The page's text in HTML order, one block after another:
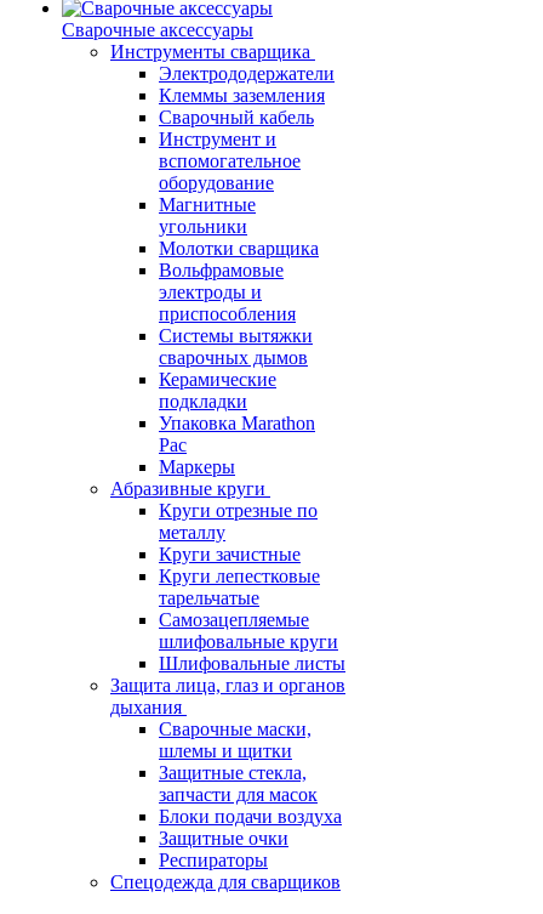
Сварочные аксессуары
Инструменты сварщика
Электрододержатели
Клеммы заземления
Сварочный кабель
Инструмент и
вспомогательное
оборудование
Магнитные
угольники
Молотки сварщика
Вольфрамовые
электроды и
приспособления
Системы вытяжки
сварочных дымов
Керамические
подкладки
Упаковка Marathon
Pac
Маркеры
Абразивные круги
Круги отрезные по
металлу
Круги зачистные
Круги лепестковые
тарельчатые
Самозацепляемые
шлифовальные круги
Шлифовальные листы
Защита лица, глаз и органов
дыхания
Сварочные маски,
шлемы и щитки
Защитные стекла,
запчасти для масок
Блоки подачи воздуха
Защитные очки
Респираторы
Спецодежда для сварщиков